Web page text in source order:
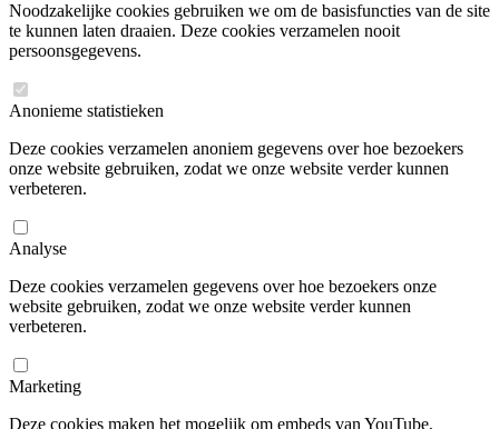
Noodzakelijke cookies gebruiken we om de basisfuncties van de site
te kunnen laten draaien. Deze cookies verzamelen nooit
persoonsgegevens.
Anonieme statistieken
Deze cookies verzamelen anoniem gegevens over hoe bezoekers
onze website gebruiken, zodat we onze website verder kunnen
verbeteren.
Analyse
Deze cookies verzamelen gegevens over hoe bezoekers onze
website gebruiken, zodat we onze website verder kunnen
verbeteren.
Marketing
Deze cookies maken het mogelijk om embeds van YouTube,